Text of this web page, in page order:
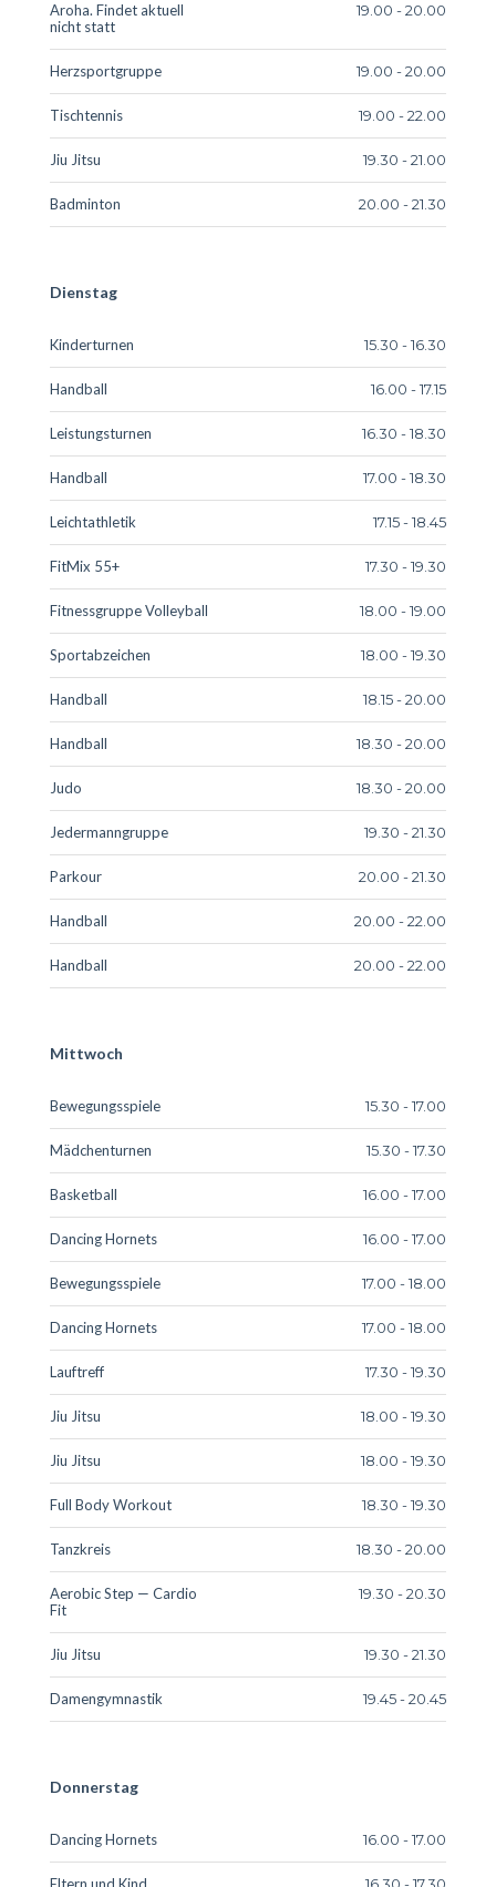
Aroha. Findet aktuell
nicht statt
19.00 - 20.00
Herzsportgruppe 19.00 - 20.00
Tischtennis 19.00 - 22.00
Jiu Jitsu 19.30 - 21.00
Badminton 20.00 - 21.30
Dienstag
Kinderturnen 15.30 - 16.30
Handball 16.00 - 17.15
Leistungsturnen 16.30 - 18.30
Handball 17.00 - 18.30
Leichtathletik 17.15 - 18.45
FitMix 55+ 17.30 - 19.30
Fitnessgruppe Volleyball 18.00 - 19.00
Sportabzeichen 18.00 - 19.30
Handball 18.15 - 20.00
Handball 18.30 - 20.00
Judo 18.30 - 20.00
Jedermanngruppe 19.30 - 21.30
Parkour 20.00 - 21.30
Handball 20.00 - 22.00
Handball 20.00 - 22.00
Mittwoch
Bewegungsspiele 15.30 - 17.00
Mädchenturnen 15.30 - 17.30
Basketball 16.00 - 17.00
Dancing Hornets 16.00 - 17.00
Bewegungsspiele 17.00 - 18.00
Dancing Hornets 17.00 - 18.00
Lauftreff 17.30 - 19.30
Jiu Jitsu 18.00 - 19.30
Jiu Jitsu 18.00 - 19.30
Full Body Workout 18.30 - 19.30
Tanzkreis 18.30 - 20.00
Aerobic Step — Cardio
Fit
19.30 - 20.30
Jiu Jitsu 19.30 - 21.30
Damengymnastik 19.45 - 20.45
Donnerstag
Dancing Hornets 16.00 - 17.00